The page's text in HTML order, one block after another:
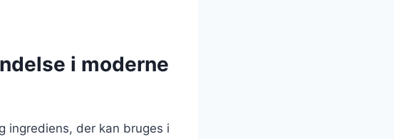
i moderne
ingrediens, der kan bruges i